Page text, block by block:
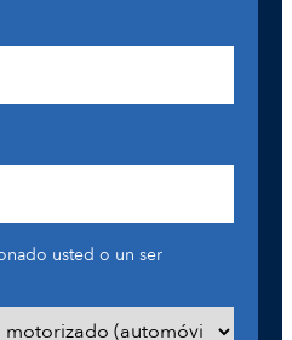
usted o un ser